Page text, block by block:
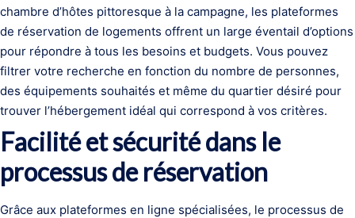
chambre d’hôtes pittoresque à la campagne, les plateformes
de réservation de logements offrent un large éventail d’options
pour répondre à tous les besoins et budgets. Vous pouvez
filtrer votre recherche en fonction du nombre de personnes,
des équipements souhaités et même du quartier désiré pour
trouver l’hébergement idéal qui correspond à vos critères.
Facilité et sécurité dans le
processus de réservation
Grâce aux plateformes en ligne spécialisées, le processus de